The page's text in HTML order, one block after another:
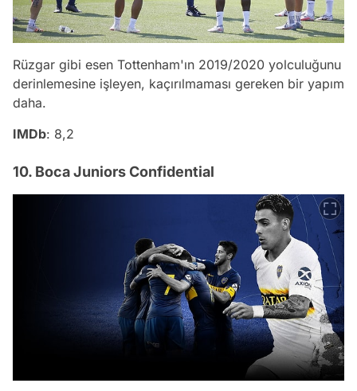
Rüzgar gibi esen Tottenham'ın 2019/2020 yolculuğunu
derinlemesine işleyen, kaçırılmaması gereken bir yapım
daha.
IMDb: 8,2
10. Boca Juniors Confidential